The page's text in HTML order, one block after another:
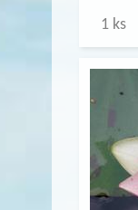
1 ks